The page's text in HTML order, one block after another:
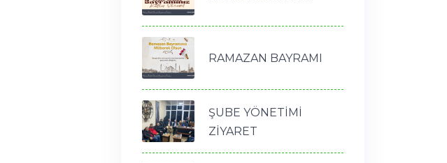
RAMAZAN BAYRAMI
ŞUBE YÖNETİMİ
ZİYARET